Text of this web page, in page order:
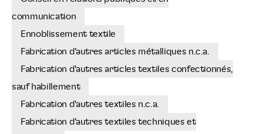
communication
Ennoblissement textile
Fabrication d'autres articles métalliques n.c.a.
Fabrication d'autres articles textiles confectionnés,
sauf habillement
Fabrication d'autres textiles n.c.a.
Fabrication d'autres textiles techniques et